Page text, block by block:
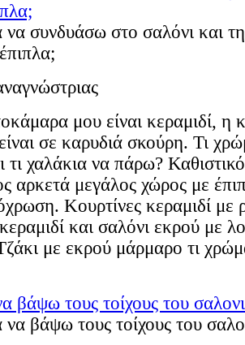
μου είναι κεραμιδί, η
σε καρυδιά σκούρη. Τι
τι χαλάκια να πάρω?
αρκετά μεγάλος χώρος με
Κουρτίνες κεραμιδί με
και σαλόνι εκρού με
με εκρού μάρμαρο τι
βάψω τους τοίχους του